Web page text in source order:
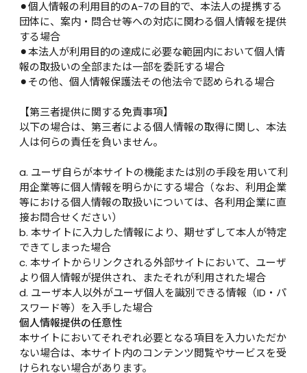
⚫︎個人情報の利用目的のA-7の目的で、本法人の提携する
団体に、案内・問合せ等への対応に関わる個人情報を提供
する場合
⚫︎本法人が利用目的の達成に必要な範囲内において個人情
報の取扱いの全部または一部を委託する場合
⚫︎その他、個人情報保護法その他法令で認められる場合
【第三者提供に関する免責事項】
以下の場合は、第三者による個人情報の取得に関し、本法
人は何らの責任を負いません。
a. ユーザ自らが本サイトの機能または別の手段を用いて利
用企業等に個人情報を明らかにする場合（なお、利用企業
等における個人情報の取扱いについては、各利用企業に直
接お問合せください）
b. 本サイトに入力した情報により、期せずして本人が特定
できてしまった場合
c. 本サイトからリンクされる外部サイトにおいて、ユーザ
より個人情報が提供され、またそれが利用された場合
d. ユーザ本人以外がユーザ個人を識別できる情報（ID・パ
スワード等）を入手した場合
個人情報提供の任意性
本サイトにおいてそれぞれ必要となる項目を入力いただか
ない場合は、本サイト内のコンテンツ閲覧やサービスを受
けられない場合があります。